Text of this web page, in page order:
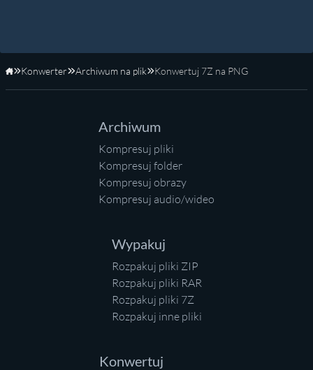
Strona główna
Konwerter Archiwum na plik Konwertuj 7Z na PNG
Archiwum
Kompresuj pliki
Kompresuj folder
Kompresuj obrazy
Kompresuj audio/wideo
Wypakuj
Rozpakuj pliki ZIP
Rozpakuj pliki RAR
Rozpakuj pliki 7Z
Rozpakuj inne pliki
Konwertuj